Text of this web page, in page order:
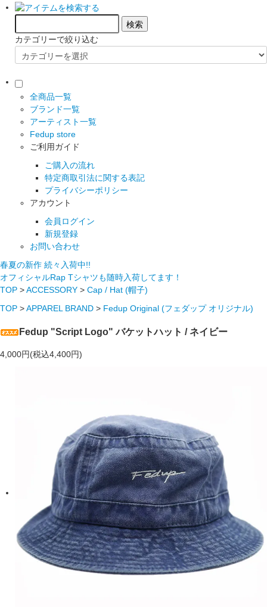
カテゴリーで絞り込む
全商品一覧
ブランド一覧
アーティスト一覧
Fedup store
ご利用ガイド
ご購入の流れ
特定商取引法に関する表記
プライバシーポリシー
アカウント
会員ログイン
新規登録
お問い合わせ
春夏の新作 続々入荷中!!
オフィシャルRap Tシャツも随時入荷してます！
TOP >ACCESSORY > Cap / Hat (帽子)
TOP >APPAREL BRAND > Fedup Original (フェダップ オリジナル)
Fedup "Script Logo" バケットハット / ネイビー
4,000円(税込4,400円)